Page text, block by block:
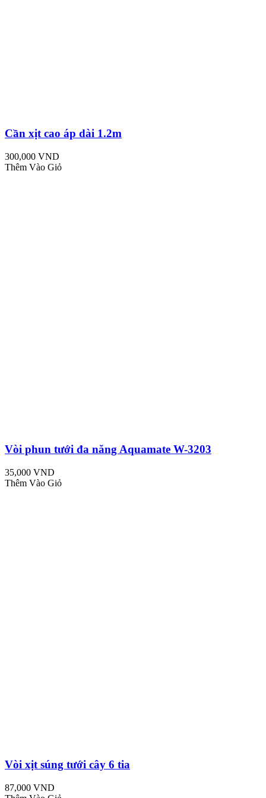
Cần xịt cao áp dài 1.2m
300,000 VND
Thêm Vào Giỏ
Vòi phun tưới đa năng Aquamate W-3203
35,000 VND
Thêm Vào Giỏ
Vòi xịt súng tưới cây 6 tia
87,000 VND